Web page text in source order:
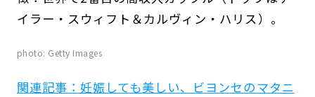
イラー・スウィフト＆カルヴィン・ハリス）。
photo: Getty Images
関連記事：妊娠しても美しい、ビヨンセのマタニ